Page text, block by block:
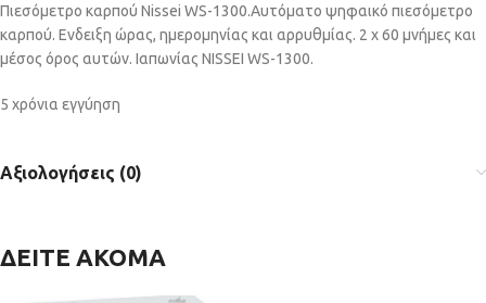
Πιεσόμετρο καρπού Nissei WS-1300.Αυτόματο ψηφαικό πιεσόμετρο
καρπού. Ενδειξη ώρας, ημερομηνίας και αρρυθμίας. 2 x 60 μνήμες και
μέσος όρος αυτών. Ιαπωνίας NISSEI WS-1300.
5 χρόνια εγγύηση
Αξιολογήσεις (0)
ΔΕΙΤΕ ΑΚΟΜΑ